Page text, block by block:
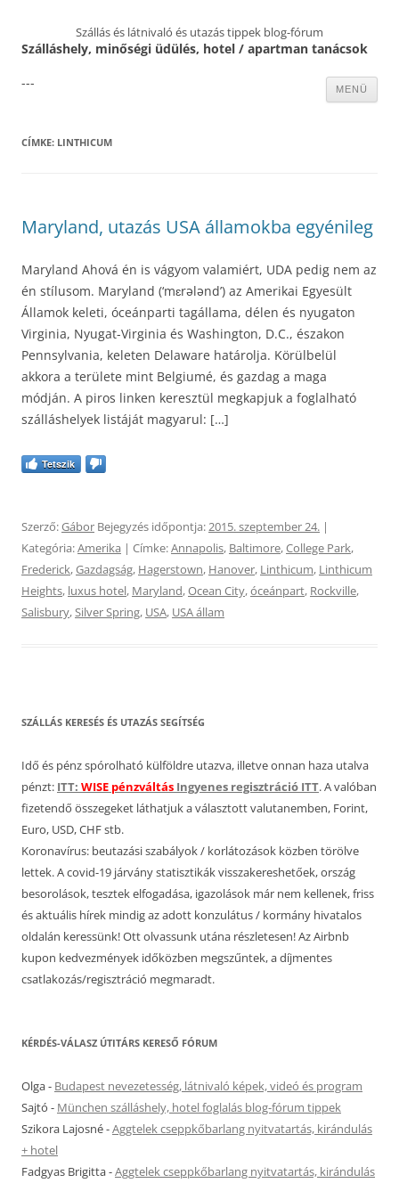
Szállás és látnivaló és utazás tippek blog-fórum
Szálláshely, minőségi üdülés, hotel / apartman tanácsok
MENÜ
---
CÍMKE: LINTHICUM
Maryland, utazás USA államokba egyénileg
Maryland Ahová én is vágyom valamiért, UDA pedig nem az
én stílusom. Maryland (‘mɛrələnd’) az Amerikai Egyesült
Államok keleti, óceánparti tagállama, délen és nyugaton
Virginia, Nyugat-Virginia és Washington, D.C., északon
Pennsylvania, keleten Delaware határolja. Körülbelül
akkora a területe mint Belgiumé, és gazdag a maga
módján. A piros linken keresztül megkapjuk a foglalható
szálláshelyek listáját magyarul: […]
Tetszik
Szerző:Gábor Bejegyzés időpontja:2015. szeptember 24. |
Kategória:Amerika | Címke:Annapolis, Baltimore,College Park,
Frederick,Gazdagság, Hagerstown, Hanover, Linthicum, Linthicum
Heights, luxus hotel, Maryland,Ocean City,óceánpart, Rockville,
Salisbury,Silver Spring, USA, USA állam
SZÁLLÁS KERESÉS ÉS UTAZÁS SEGÍTSÉG
Idő és pénz spórolható külföldre utazva, illetve onnan haza utalva
pénzt: ITT: WISE pénzváltás Ingyenes regisztráció ITT. A valóban
fizetendő összegeket láthatjuk a választott valutanemben, Forint,
Euro, USD, CHF stb.
Koronavírus: beutazási szabályok / korlátozások közben törölve
lettek. A covid-19 járvány statisztikák visszakereshetőek, ország
besorolások, tesztek elfogadása, igazolások már nem kellenek, friss
és aktuális hírek mindig az adott konzulátus / kormány hivatalos
oldalán keressünk! Ott olvassunk utána részletesen! Az Airbnb
kupon kedvezmények időközben megszűntek, a díjmentes
csatlakozás/regisztráció megmaradt.
KÉRDÉS-VÁLASZ ÚTITÁRS KERESŐ FÓRUM
Olga- Budapest nevezetesség, látnivaló képek, videó és program
Sajtó - München szálláshely, hotel foglalás blog-fórum tippek
Szikora Lajosné-Aggtelek cseppkőbarlang nyitvatartás, kirándulás
+ hotel
Fadgyas Brigitta-Aggtelek cseppkőbarlang nyitvatartás, kirándulás